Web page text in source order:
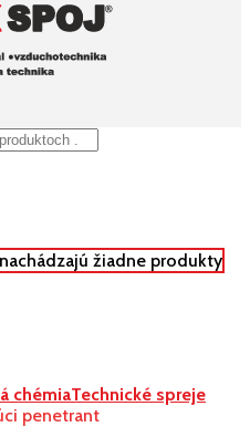
žiadne produkty
chémiaTechnické spreje
penetrant